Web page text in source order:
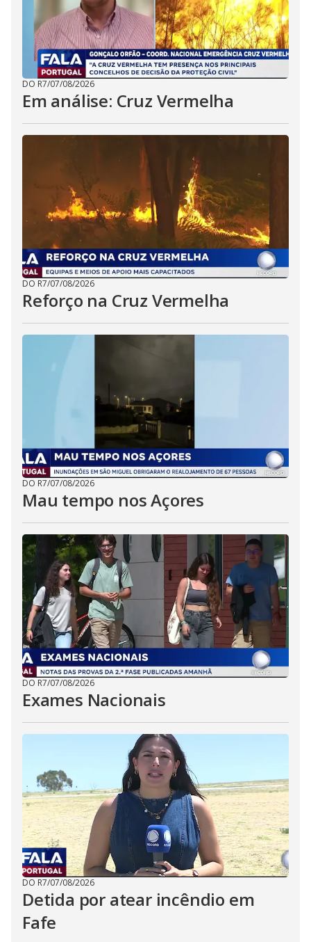
DO R7/07/08/2026
Em análise: Cruz Vermelha
DO R7/07/08/2026
Reforço na Cruz Vermelha
DO R7/07/08/2026
Mau tempo nos Açores
DO R7/07/08/2026
Exames Nacionais
DO R7/07/08/2026
Detida por atear incêndio em
Fafe